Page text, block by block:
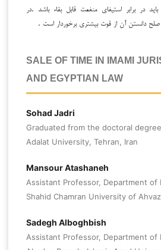
در برابر استیفای منفعت قابل بقاء باشد .در
دانستن آن از قوت بیشتری برخوردار است .
SALE OF TIME IN IMAMI
AND EGYPTIAN LAW
Sohad Jadri
Graduated from the doctoral
Adalat University, Tehran, Iran
Mansour Atashaneh
Assistant Professor, Department of
Shahid Chamran University of
Sadegh Alboghbish
Assistant Professor, Department of